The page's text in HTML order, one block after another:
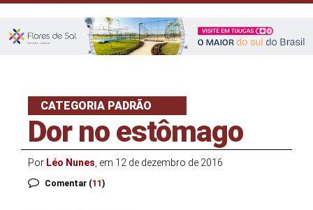
Blog
CATEGORIA PADRÃO
Dor no estômago
Por Léo Nunes , em 12 de dezembro de 2016
Comentar (11)